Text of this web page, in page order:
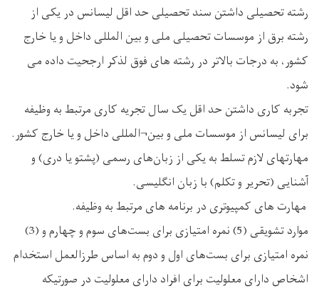
رشته تحصیلی داشتن سند تحصیلی حد اقل لیسانس در یکی از
رشته‌ برق از موسسات تحصیلی ملی و بین المللی داخل و یا خارج
کشور، به درجات بالاتر در رشته های فوق لذکر ارجحیت داده می
‌شود.
تجربه کاری داشتن حد اقل یک سال تجریه کاری مرتبط به وظیفه
برای لیسانس از موسسات ملی و بین¬المللی داخل و یا خارج کشور.
مهارتهای لازم تسلط به یکی از زبان‌های رسمی (پشتو یا دری) و
آشنایی (تحریر و تکلم) با زبان انگلیسی.
مهارت های کمپیوتری در برنامه های مرتبط به وظیفه.
موارد تشویقی (5) نمره امتیازی برای بست‌های سوم و چهارم و (3)
نمره امتیازی برای بست‌های اول و دوم به اساس طرزالعمل استخدام
اشخاص دارای معلولیت برای افراد دارای معلولیت در صورتیکه